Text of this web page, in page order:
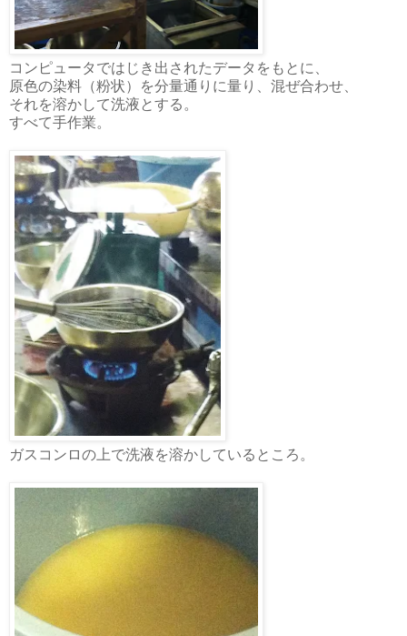
コンピュータではじき出されたデータをもとに、
原色の染料（粉状）を分量通りに量り、混ぜ合わせ、
それを溶かして洗液とする。
すべて手作業。
ガスコンロの上で洗液を溶かしているところ。